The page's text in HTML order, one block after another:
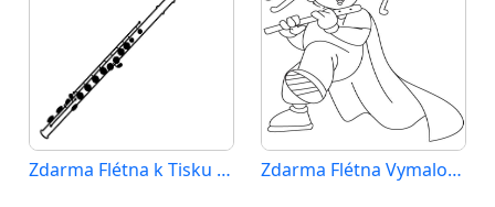
Zdarma Flétna k Tisku pro Děti Zdarma Flétna Vymalovatelné